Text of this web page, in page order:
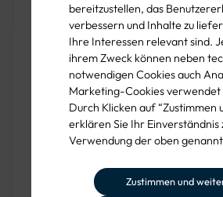
bereitzustellen, das
verbessern und Inhalte zu
Ihre Interessen relevant sind.
ihrem Zweck können neben
notwendigen Cookies auch
Marketing-Cookies
Durch Klicken auf “Zustimmen
erklären Sie Ihr Einverständnis
Verwendung der oben
Zustimmen und
Produktbeschreibung
weiße Polyäther-Ersatzbelag
saugfähige Qualität und ist in den
mm erhältlich. Dieser hochwertige
für die Oberflächenbearbeitung mit
sorgt für eine gleichmäßige und
Dank seiner saugfähigen Struktur ist
besonders effektiv bei der Reinigung
Oberflächen, da er Feuchtigkeit